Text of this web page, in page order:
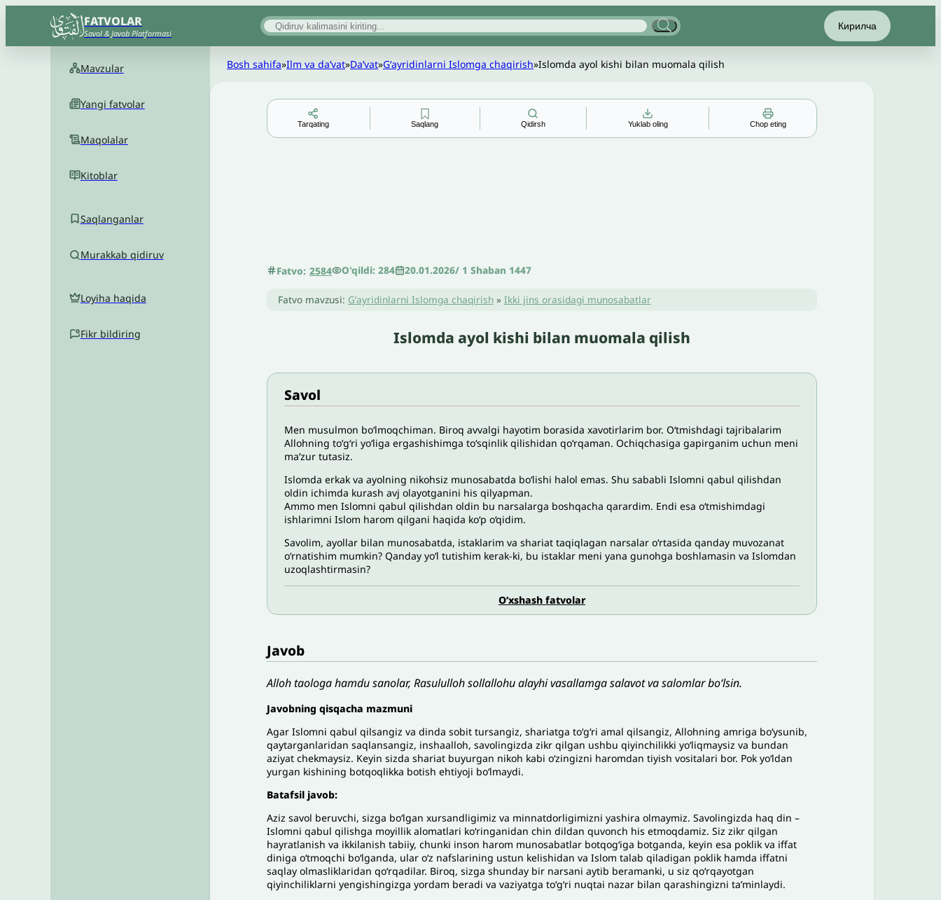
FATVOLAR
Savol & Javob Platformasi
Кирилча
Mavzular
Yangi fatvolar
Maqolalar
Kitoblar
Saqlanganlar
Murakkab qidiruv
Loyiha haqida
Fikr bildiring
Bosh sahifa»Ilm va daʼvat»Daʼvat»Gʻayridinlarni Islomga chaqirish»Islomda ayol kishi bilan muomala qilish
Tarqating Saqlang Qidirsh Yuklab oling Chop eting
Fatvo: 2584 O'qildi: 284 20.01.2026/ 1 Shaban 1447
Fatvo mavzusi: Gʻayridinlarni Islomga chaqirish» Ikki jins orasidagi munosabatlar
Islomda ayol kishi bilan muomala qilish
Savol
Men musulmon bo‘lmoqchiman. Biroq avvalgi hayotim borasida xavotirlarim bor. O‘tmishdagi tajribalarim
Allohning to‘g‘ri yo‘liga ergashishimga to‘sqinlik qilishidan qo‘rqaman. Ochiqchasiga gapirganim uchun meni
ma’zur tutasiz.
Islomda erkak va ayolning nikohsiz munosabatda bo‘lishi halol emas. Shu sababli Islomni qabul qilishdan
oldin ichimda kurash avj olayotganini his qilyapman.
Ammo men Islomni qabul qilishdan oldin bu narsalarga boshqacha qarardim. Endi esa o‘tmishimdagi
ishlarimni Islom harom qilgani haqida ko‘p o‘qidim.
Savolim, ayollar bilan munosabatda, istaklarim va shariat taqiqlagan narsalar o‘rtasida qanday muvozanat
oʻrnatishim mumkin? Qanday yo‘l tutishim kerak-ki, bu istaklar meni yana gunohga boshlamasin va Islomdan
uzoqlashtirmasin?
O’xshash fatvolar
Javob
Alloh taologa hamdu sanolar, Rasululloh sollallohu alayhi vasallamga salavot va salomlar bo‘lsin.
Javobning qisqacha mazmuni
Agar Islomni qabul qilsangiz va dinda sobit tursangiz, shariatga to‘g‘ri amal qilsangiz, Allohning amriga bo‘ysunib,
qaytarganlaridan saqlansangiz, inshaalloh, savolingizda zikr qilgan ushbu qiyinchilikki yoʻliqmaysiz va bundan
aziyat chekmaysiz. Keyin sizda shariat buyurgan nikoh kabi o‘zingizni haromdan tiyish vositalari bor. Pok yo‘ldan
yurgan kishining botqoqlikka botish ehtiyoji bo‘lmaydi.
Batafsil javob:
Aziz savol beruvchi, sizga bo‘lgan xursandligimiz va minnatdorligimizni yashira olmaymiz. Savolingizda haq din –
Islomni qabul qilishga moyillik alomatlari ko‘ringanidan chin dildan quvonch his etmoqdamiz. Siz zikr qilgan
hayratlanish va ikkilanish tabiiy, chunki inson harom munosabatlar botqog‘iga botganda, keyin esa poklik va iffat
diniga o‘tmoqchi bo‘lganda, ular o‘z nafslarining ustun kelishidan va Islom talab qiladigan poklik hamda iffatni
saqlay olmasliklaridan qo‘rqadilar. Biroq, sizga shunday bir narsani aytib beramanki, u siz qo‘rqayotgan
qiyinchiliklarni yengishingizga yordam beradi va vaziyatga to‘g‘ri nuqtai nazar bilan qarashingizni ta’minlaydi.